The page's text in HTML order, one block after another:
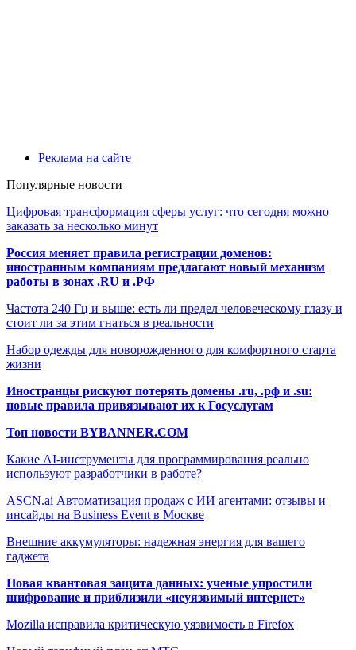
Реклама на сайте
Популярные новости
Цифровая трансформация сферы услуг: что сегодня можно
заказать за несколько минут
Россия меняет правила регистрации доменов:
иностранным компаниям предлагают новый механизм
работы в зонах .RU и .РФ
Частота 240 Гц и выше: есть ли предел человеческому глазу и
стоит ли за этим гнаться в реальности
Набор одежды для новорожденного для комфортного старта
жизни
Иностранцы рискуют потерять домены .ru, .рф и .su:
новые правила привязывают их к Госуслугам
Топ новости BYBANNER.COM
Какие AI-инструменты для программирования реально
используют разработчики в работе?
ASCN.ai Автоматизация продаж с ИИ агентами: отзывы и
инсайды на Business Event в Москве
Внешние аккумуляторы: надежная энергия для вашего
гаджета
Новая квантовая защита данных: ученые упростили
шифрование и приблизили «неуязвимый интернет»
Mozilla исправила критическую уязвимость в Firefox